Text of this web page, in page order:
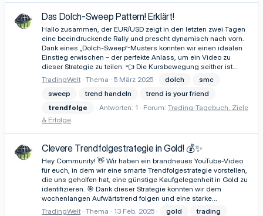
Das Dolch-Sweep Pattern! Erklärt!
Hallo zusammen, der EUR/USD zeigt in den letzten zwei Tagen
eine beeindruckende Rally und prescht dynamisch nach vorn.
Dank eines „Dolch-Sweep“-Musters konnten wir einen idealen
Einstieg erwischen – der perfekte Anlass, um ein Video zu
dieser Strategie zu teilen: 👈 Die Kursbewegung seither ist...
TradingWelt Thema 5 März 2025 dolch
smc
sweep
trend handeln
trend is your friend
trendfolge
Antworten: 1 Forum: Trading-Tagebuch, Ziele
& Erfolge
Clevere Trendfolgestrategie in Gold! 💰✨
Hey Community! 👋 Wir haben ein brandneues YouTube-Video
für euch, in dem wir eine smarte Trendfolgestrategie vorstellen,
die uns geholfen hat, eine günstige Kaufgelegenheit in Gold zu
identifizieren. 🎯 Dank dieser Strategie konnten wir dem
wochenlangen Aufwärtstrend folgen und eine starke...
TradingWelt Thema 13 Feb. 2025 gold
trading